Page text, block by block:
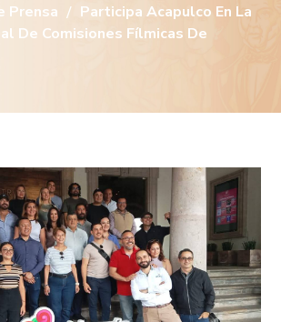
Prensa
Participa Acapulco En La
De Comisiones Fílmicas De